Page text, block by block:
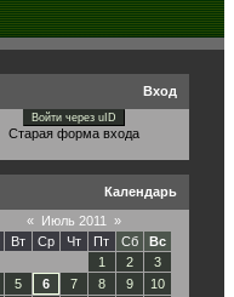
Вход
Войти через uID
Старая форма входа
Календарь
«
Июль 2011
»
Вт Ср Чт Пт Сб
Вс
1
2
3
5 6 7 8 9
10